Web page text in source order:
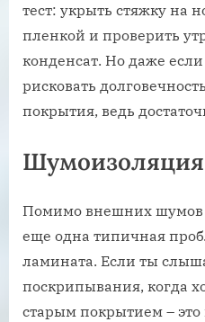
тест: укрыть стяжку на
пленкой и проверить
конденсат. Но даже
рисковать
покрытия, ведь
Шумоизоляция
Помимо внешних шумов
еще одна типичная
ламината. Если ты
поскрипывания, когда
старым покрытием –